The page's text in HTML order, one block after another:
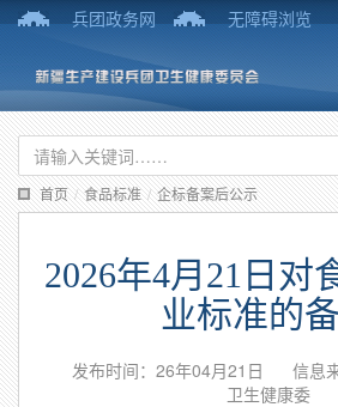
兵团政务网 无障碍浏览
首页 / 食品标准 / 企标备案后公示
2026年4月21日对
业标准的
发布时间：26年04月21日 信息
卫生健康委